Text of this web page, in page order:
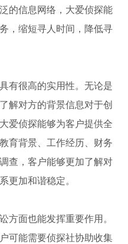
的信息网络，大爱侦探能
，缩短寻人时间，降低寻
有很高的实用性。无论是
解对方的背景信息对于创
爱侦探能够为客户提供全
育背景、工作经历、财务
查，客户能够更加了解对
更加和谐稳定。
方面也能发挥重要作用。
可能需要侦探社协助收集